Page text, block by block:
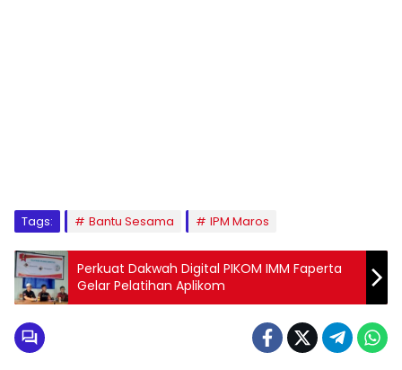
Tags: Bantu Sesama IPM Maros
Perkuat Dakwah Digital PIKOM IMM Faperta
Gelar Pelatihan Aplikom